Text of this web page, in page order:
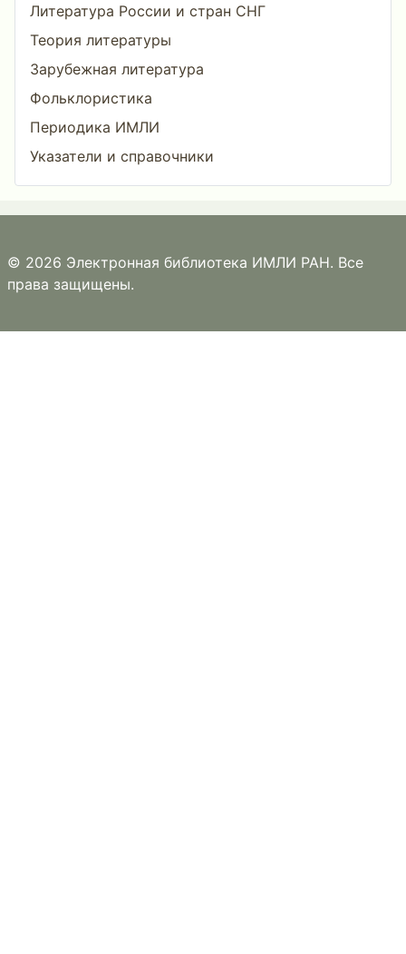
Литература России и стран СНГ
Теория литературы
Зарубежная литература
Фольклористика
Периодика ИМЛИ
Указатели и справочники
© 2026 Электронная библиотека ИМЛИ РАН. Все
права защищены.